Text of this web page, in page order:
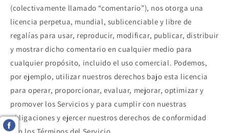
(colectivamente llamado “comentario”), nos otorga una
licencia perpetua, mundial, sublicenciable y libre de
regalías para usar, reproducir, modificar, publicar, distribuir
y mostrar dicho comentario en cualquier medio para
cualquier propósito, incluido el uso comercial. Podemos,
por ejemplo, utilizar nuestros derechos bajo esta licencia
para operar, proporcionar, evaluar, mejorar, optimizar y
promover los Servicios y para cumplir con nuestras
obligaciones y ejercer nuestros derechos de conformidad